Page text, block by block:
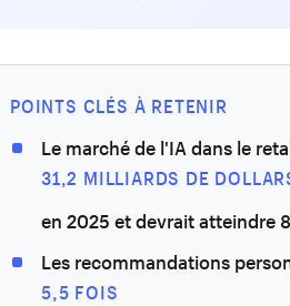
POINTS CLÉS À RETENIR
Le marché de l'IA dans le
31,2 MILLIARDS DE
en 2025 et devrait atteindre
Les recommandations
5,5 FOIS